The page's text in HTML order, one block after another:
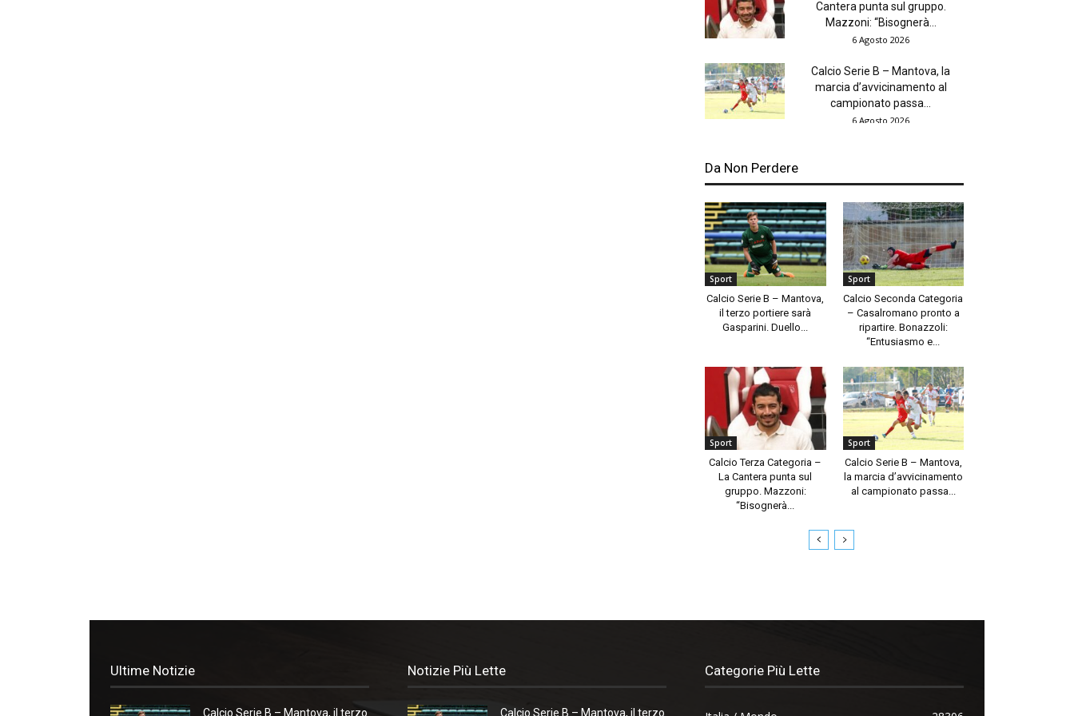
Cantera punta sul gruppo.
Mazzoni: “Bisognerà...
6 Agosto 2026
Calcio Serie B – Mantova, la
marcia d’avvicinamento al
campionato passa...
6 Agosto 2026
Da Non Perdere
Sport
Calcio Serie B – Mantova,
il terzo portiere sarà
Gasparini. Duello...
Sport
Calcio Seconda Categoria
– Casalromano pronto a
ripartire. Bonazzoli:
“Entusiasmo e...
Sport
Calcio Terza Categoria –
La Cantera punta sul
gruppo. Mazzoni:
“Bisognerà...
Sport
Calcio Serie B – Mantova,
la marcia d’avvicinamento
al campionato passa...
Ultime Notizie
Calcio Serie B – Mantova, il terzo
Notizie Più Lette
Calcio Serie B – Mantova, il terzo
Categorie Più Lette